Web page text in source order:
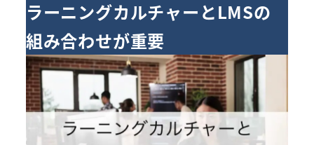
ラーニングカルチャーとLMSの
組み合わせが重要